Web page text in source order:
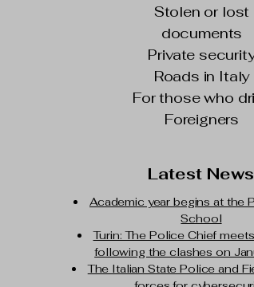
Stolen or lost
documents
Private
Roads in Italy
For those who
Foreigners
Latest News
Academic year begins at the
School
Turin: The Police Chief
following the clashes on
The Italian State Police and